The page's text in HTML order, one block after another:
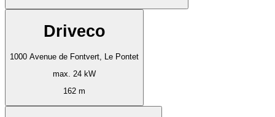
Driveco
1000 Avenue de Fontvert, Le Pontet
max. 24 kW
162 m